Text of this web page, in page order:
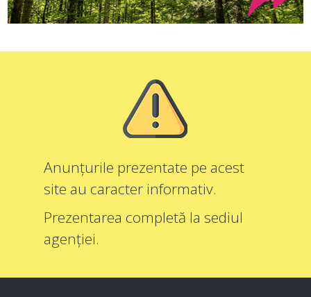
Anunțurile prezentate pe acest
site au caracter informativ.
Prezentarea completă la sediul
agenției.